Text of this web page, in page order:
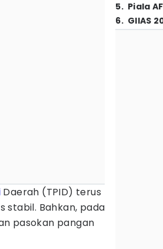
Daerah (TPID) terus
stabil. Bahkan, pada
pasokan pangan
5. Piala
6. GIIAS